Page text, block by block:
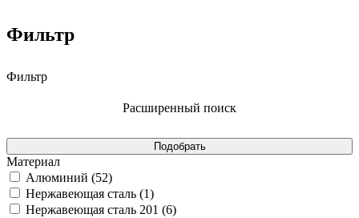
Фильтр
Фильтр
Расширенный поиск
Материал
Алюминий (52)
Нержавеющая сталь (1)
Нержавеющая сталь 201 (6)